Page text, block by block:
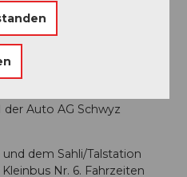
Zentralschweiz. Der Ort
Auto AG Schwyz
dem Sahli/Talstation
Nr. 6. Fahrzeiten